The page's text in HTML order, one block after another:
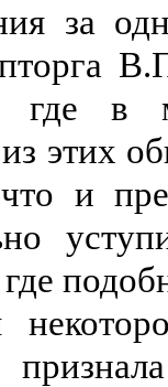
за
где в
этих
что и
где